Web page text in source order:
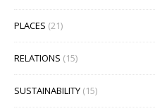
PLACES (21)
RELATIONS (15)
SUSTAINABILITY (15)